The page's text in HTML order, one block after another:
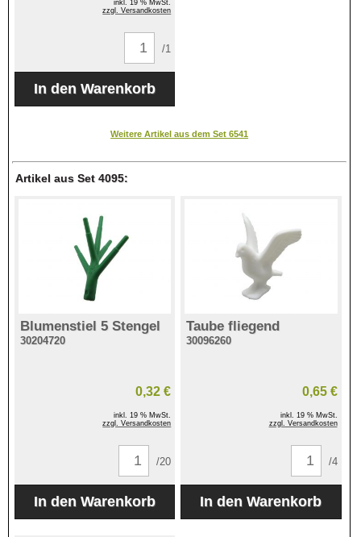
inkl. 19 % MwSt.
zzgl. Versandkosten
/1
Weitere Artikel aus dem Set 6541
Artikel aus Set 4095:
Blumenstiel 5 Stengel
30204720
0,32 €
inkl. 19 % MwSt.
zzgl. Versandkosten
/20
Taube fliegend
30096260
0,65 €
inkl. 19 % MwSt.
zzgl. Versandkosten
/4